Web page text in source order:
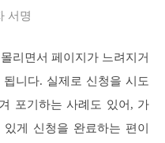
서명
리면서 페이지가 느려지거
니다. 실제로 신청을 시도
포기하는 사례도 있어, 가
게 신청을 완료하는 편이